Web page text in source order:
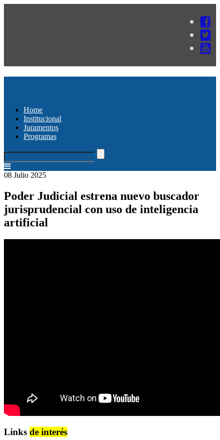
Home
Institucional
Juramentos
Programas
08 Julio 2025
Poder Judicial estrena nuevo buscador
jurisprudencial con uso de inteligencia
artificial
Links de interés